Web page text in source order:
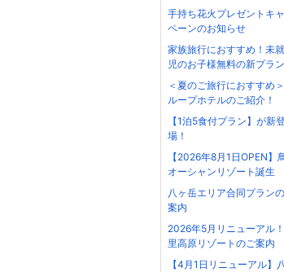
手持ち花火プレゼントキ
ペーンのお知らせ
家族旅行におすすめ！未
児のお子様無料の新プラン
＜夏のご旅行におすすめ
ループホテルのご紹介！
【1泊5食付プラン】が新
場！
【2026年8月1日OPEN】
オーシャンリゾート誕生
八ヶ岳エリア合同プラン
案内
2026年5月リニューアル
里高原リゾートのご案内
【4月1日リニューアル】